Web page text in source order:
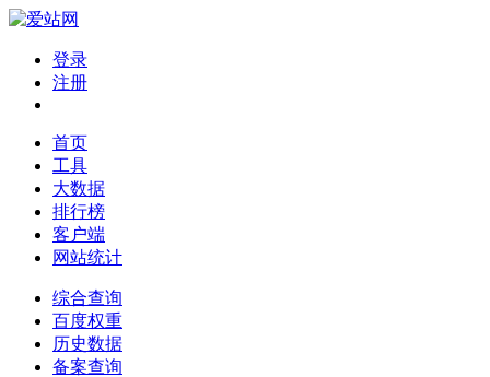
登录
注册
首页
工具
大数据
排行榜
客户端
网站统计
综合查询
百度权重
历史数据
备案查询